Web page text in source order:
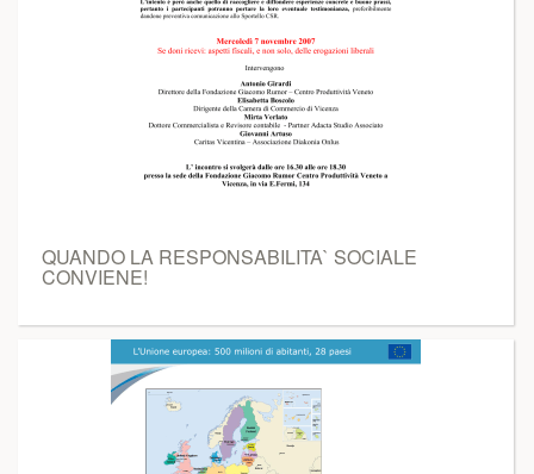
QUANDO LA RESPONSABILITA` SOCIALE
CONVIENE!